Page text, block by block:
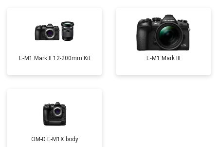
E‑M1 Mark II 12-200mm Kit E‑M1 Mark III
OM-D E-M1X body